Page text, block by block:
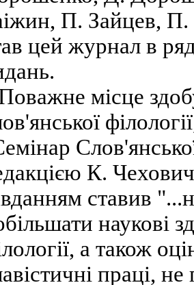
П. Зайцев, П.
цей журнал в
місце
К.
ставив
наукові
а також
праці,